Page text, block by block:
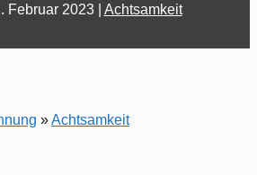
Februar 2023| Achtsamkeit
»Achtsamkeit